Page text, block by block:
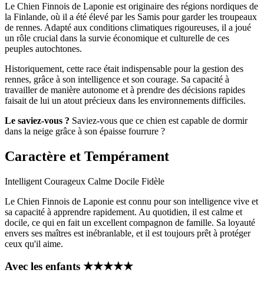
Le Chien Finnois de Laponie est originaire des régions nordiques de
la Finlande, où il a été élevé par les Samis pour garder les troupeaux
de rennes. Adapté aux conditions climatiques rigoureuses, il a joué
un rôle crucial dans la survie économique et culturelle de ces
peuples autochtones.
Historiquement, cette race était indispensable pour la gestion des
rennes, grâce à son intelligence et son courage. Sa capacité à
travailler de manière autonome et à prendre des décisions rapides
faisait de lui un atout précieux dans les environnements difficiles.
Le saviez-vous ? Saviez-vous que ce chien est capable de dormir
dans la neige grâce à son épaisse fourrure ?
Caractère et Tempérament
Intelligent Courageux Calme Docile Fidèle
Le Chien Finnois de Laponie est connu pour son intelligence vive et
sa capacité à apprendre rapidement. Au quotidien, il est calme et
docile, ce qui en fait un excellent compagnon de famille. Sa loyauté
envers ses maîtres est inébranlable, et il est toujours prêt à protéger
ceux qu'il aime.
Avec les enfants ★★★★★